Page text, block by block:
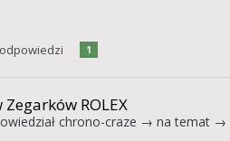
1
ROLEX
chrono-craze → na temat →